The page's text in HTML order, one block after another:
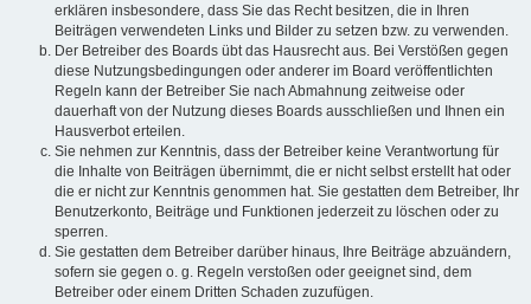
erklären insbesondere, dass Sie das Recht besitzen, die in Ihren
Beiträgen verwendeten Links und Bilder zu setzen bzw. zu verwenden.
Der Betreiber des Boards übt das Hausrecht aus. Bei Verstößen gegen
diese Nutzungsbedingungen oder anderer im Board veröffentlichten
Regeln kann der Betreiber Sie nach Abmahnung zeitweise oder
dauerhaft von der Nutzung dieses Boards ausschließen und Ihnen ein
Hausverbot erteilen.
Sie nehmen zur Kenntnis, dass der Betreiber keine Verantwortung für
die Inhalte von Beiträgen übernimmt, die er nicht selbst erstellt hat oder
die er nicht zur Kenntnis genommen hat. Sie gestatten dem Betreiber, Ihr
Benutzerkonto, Beiträge und Funktionen jederzeit zu löschen oder zu
sperren.
Sie gestatten dem Betreiber darüber hinaus, Ihre Beiträge abzuändern,
sofern sie gegen o. g. Regeln verstoßen oder geeignet sind, dem
Betreiber oder einem Dritten Schaden zuzufügen.